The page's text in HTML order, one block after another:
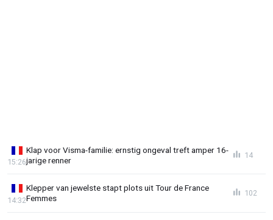
Klap voor Visma-familie: ernstig ongeval treft amper 16-
jarige renner
15:26
14
Klepper van jewelste stapt plots uit Tour de France
Femmes
14:32
102